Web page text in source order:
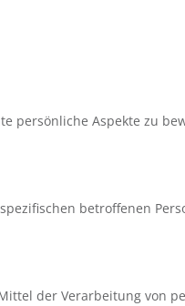
persönliche Aspekte zu
betroffenen
der Verarbeitung von